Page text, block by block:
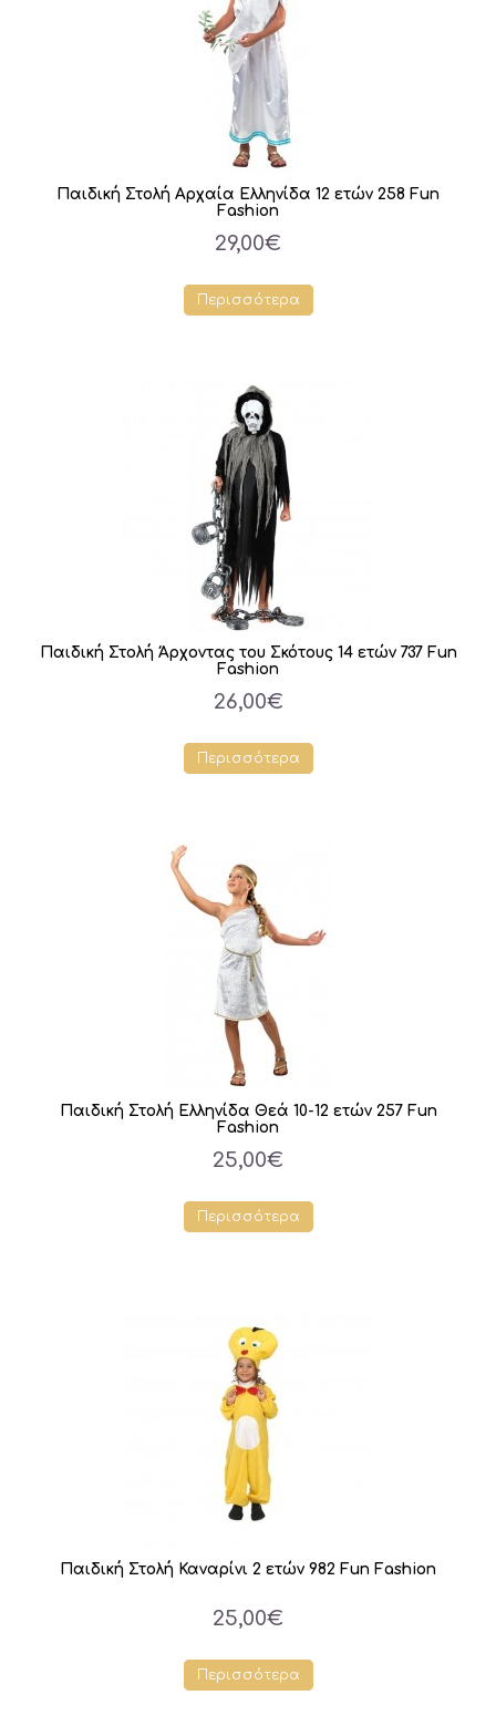
Παιδική Στολή Αρχαία Ελληνίδα 12 ετών 258 Fun
Fashion
29,00€
Περισσότερα
Παιδική Στολή Άρχοντας του Σκότους 14 ετών 737 Fun
Fashion
26,00€
Περισσότερα
Παιδική Στολή Ελληνίδα Θεά 10-12 ετών 257 Fun
Fashion
25,00€
Περισσότερα
Παιδική Στολή Καναρίνι 2 ετών 982 Fun Fashion
25,00€
Περισσότερα